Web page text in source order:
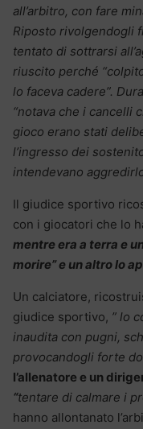
all’arbitro, con fare
Riposto rivolgendogli
tentato di sottrarsi
riuscito perché
lo faceva cadere”.
“notava che i cancelli
gioco erano stati
l’ingresso dei
intendevano
Il giudice sportivo
con i giocatori che lo
mentre era a terra e
morire” e un altro lo
Un calciatore,
giudice sportivo, ” lo
inaudita con pugni,
provocandogli forte
l’allenatore e un
“tentare di calmare i
hanno allontanato